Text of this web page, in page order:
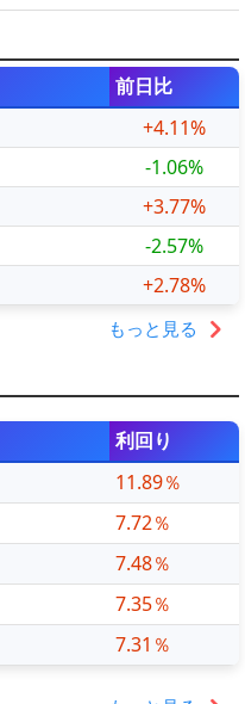
前日比
+4.11%
-1.06%
+3.77%
-2.57%
+2.78%
もっと見る
利回り
11.89％
7.72％
7.48％
7.35％
7.31％